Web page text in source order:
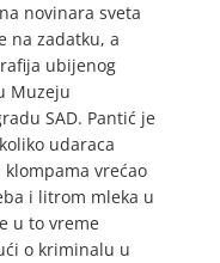
novinara sveta
na zadatku, a
ubijenog
Muzeju
SAD. Pantić je
udaraca
vrećao
i litrom mleka u
u to vreme
o kriminalu u